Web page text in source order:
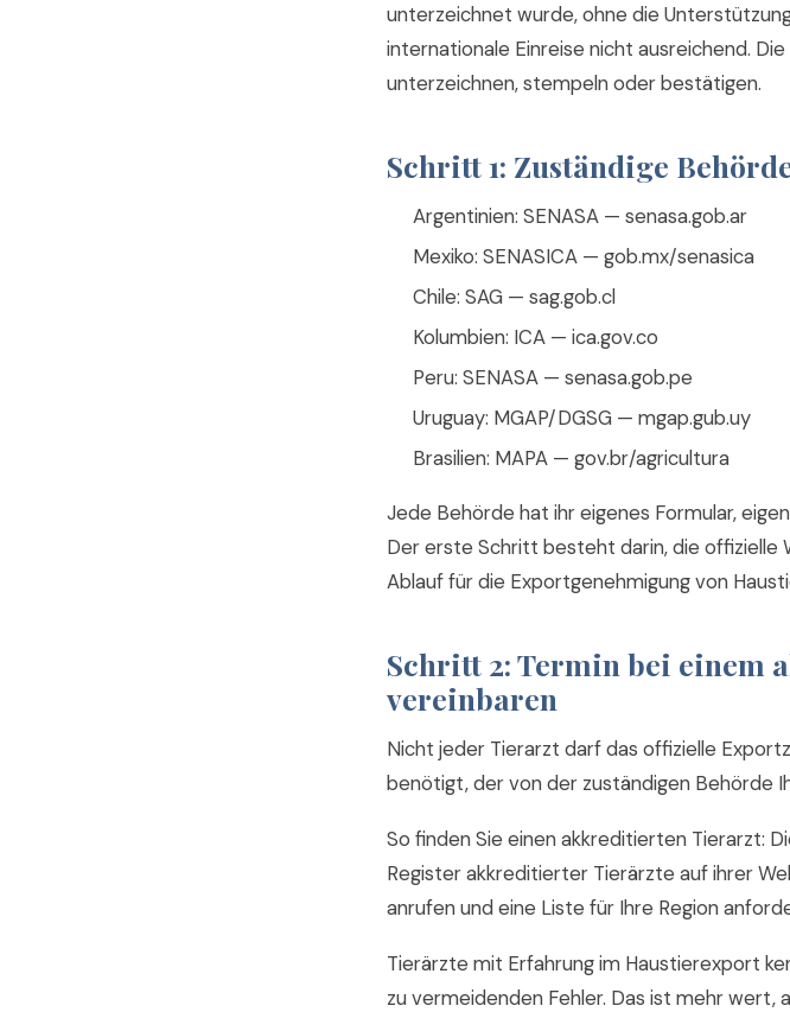
unterzeichnet wurde, ohne die
internationale Einreise nicht ausreichend.
unterzeichnen, stempeln oder bestätigen.
Schritt 1: Zuständige
Argentinien: SENASA — senasa.gob.ar
Mexiko: SENASICA — gob.mx/senasica
Chile: SAG — sag.gob.cl
Kolumbien: ICA — ica.gov.co
Peru: SENASA — senasa.gob.pe
Uruguay: MGAP/DGSG — mgap.gub.uy
Brasilien: MAPA — gov.br/agricultura
Jede Behörde hat ihr eigenes Formular,
Der erste Schritt besteht darin, die offizielle
Ablauf für die Exportgenehmigung von
Schritt 2: Termin bei einem
vereinbaren
Nicht jeder Tierarzt darf das offizielle
benötigt, der von der zuständigen Behörde
So finden Sie einen akkreditierten Tierarzt:
Register akkreditierter Tierärzte auf ihrer
anrufen und eine Liste für Ihre Region
Tierärzte mit Erfahrung im Haustierexport
zu vermeidenden Fehler. Das ist mehr wert,